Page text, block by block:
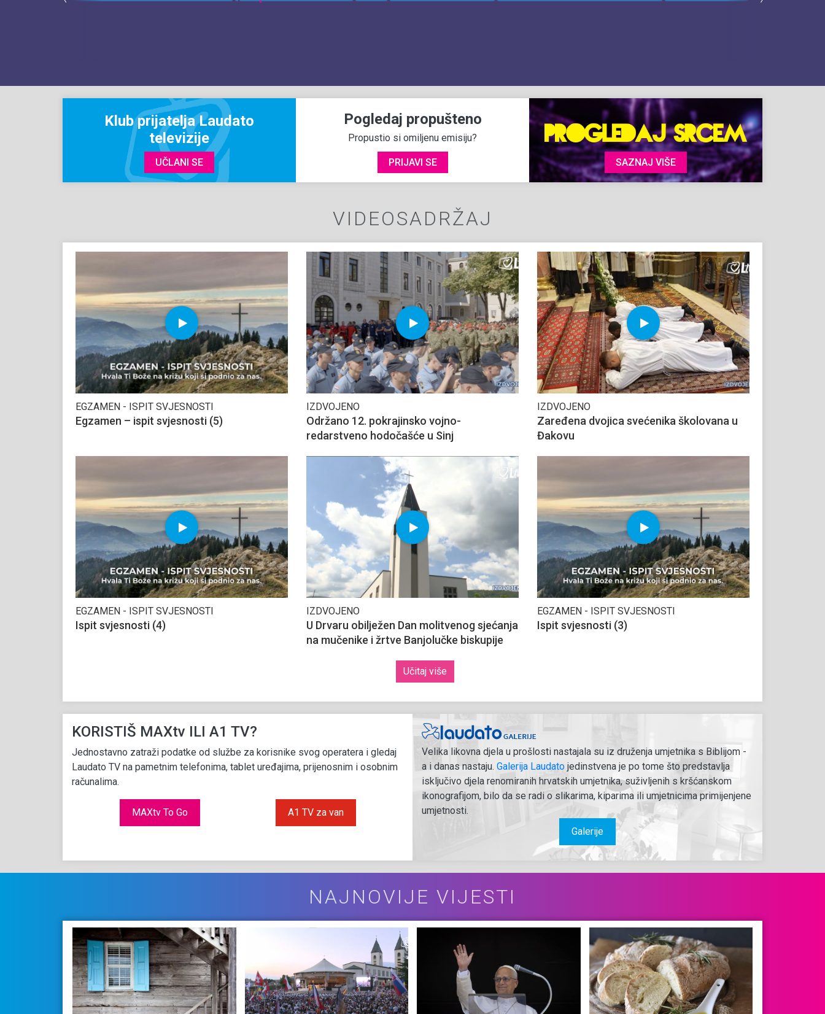
Klub prijatelja Laudato
televizije
UČLANI SE
Pogledaj propušteno
Propustio si omiljenu emisiju?
PRIJAVI SE SAZNAJ VIŠE
VIDEOSADRŽAJ
EGZAMEN - ISPIT SVJESNOSTI
Egzamen – ispit svjesnosti (5)
IZDVOJENO
Održano 12. pokrajinsko vojno-
redarstveno hodočašće u Sinj
IZDVOJENO
Zaređena dvojica svećenika školovana u
Đakovu
EGZAMEN - ISPIT SVJESNOSTI
Ispit svjesnosti (4)
IZDVOJENO
U Drvaru obilježen Dan molitvenog sjećanja
na mučenike i žrtve Banjolučke biskupije
EGZAMEN - ISPIT SVJESNOSTI
Ispit svjesnosti (3)
Učitaj više
KORISTIŠ MAXtv ILI A1 TV?
Jednostavno zatraži podatke od službe za korisnike svog operatera i gledaj
Laudato TV na pametnim telefonima, tablet uređajima, prijenosnim i osobnim
računalima.
MAXtv To Go A1 TV za van
Velika likovna djela u prošlosti nastajala su iz druženja umjetnika s Biblijom -
a i danas nastaju. Galerija Laudato jedinstvena je po tome što predstavlja
isključivo djela renomiranih hrvatskih umjetnika, suživljenih s kršćanskom
ikonografijom, bilo da se radi o slikarima, kiparima ili umjetnicima primijenjene
umjetnosti.
Galerije
NAJNOVIJE VIJESTI